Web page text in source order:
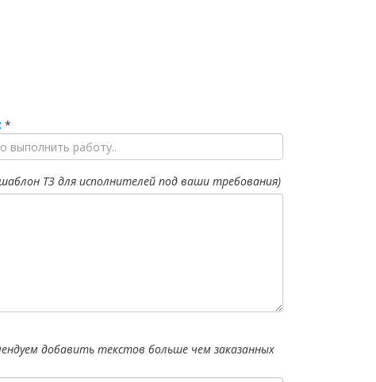
*
ТЗ для исполнителей под ваши требования)
добавить текстов больше чем заказанных